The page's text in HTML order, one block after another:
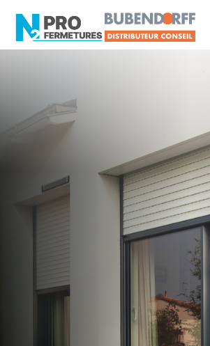
Distributeur
BUBENDORFF
Saint-Michel-
Artisan, Menuisier, TPE ou PME
Michel-Chef-Chef ?
N2PRO Fermetures est votre
Conseil BUBENDORFF officiel